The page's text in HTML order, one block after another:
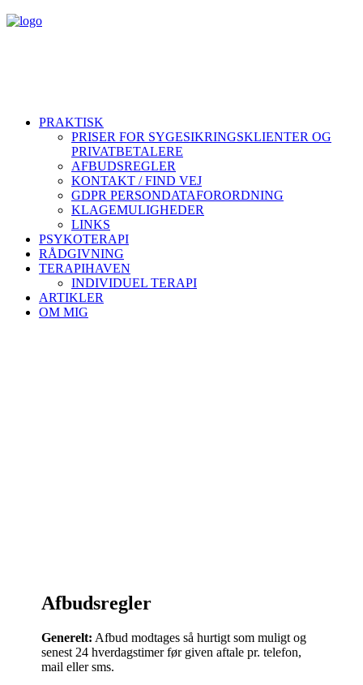
PRAKTISK
PRISER FOR SYGESIKRINGSKLIENTER OG
PRIVATBETALERE
AFBUDSREGLER
KONTAKT / FIND VEJ
GDPR PERSONDATAFORORDNING
KLAGEMULIGHEDER
LINKS
PSYKOTERAPI
RÅDGIVNING
TERAPIHAVEN
INDIVIDUEL TERAPI
ARTIKLER
OM MIG
Afbudsregler
Generelt: Afbud modtages så hurtigt som muligt og
senest 24 hverdagstimer før given aftale pr. telefon,
mail eller sms.